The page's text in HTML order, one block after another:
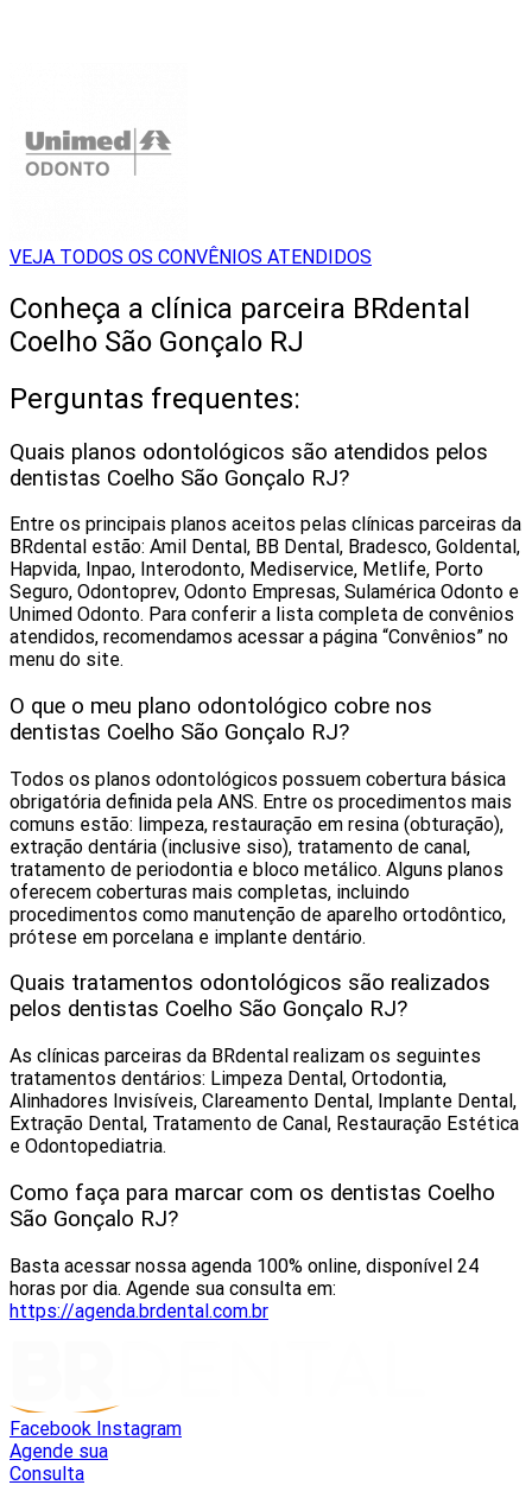
VEJA TODOS OS CONVÊNIOS ATENDIDOS
Conheça a clínica parceira BRdental
Coelho São Gonçalo RJ
Perguntas frequentes:
Quais planos odontológicos são atendidos pelos
dentistas Coelho São Gonçalo RJ?
Entre os principais planos aceitos pelas clínicas parceiras da
BRdental estão: Amil Dental, BB Dental, Bradesco, Goldental,
Hapvida, Inpao, Interodonto, Mediservice, Metlife, Porto
Seguro, Odontoprev, Odonto Empresas, Sulamérica Odonto e
Unimed Odonto. Para conferir a lista completa de convênios
atendidos, recomendamos acessar a página “Convênios” no
menu do site.
O que o meu plano odontológico cobre nos
dentistas Coelho São Gonçalo RJ?
Todos os planos odontológicos possuem cobertura básica
obrigatória definida pela ANS. Entre os procedimentos mais
comuns estão: limpeza, restauração em resina (obturação),
extração dentária (inclusive siso), tratamento de canal,
tratamento de periodontia e bloco metálico. Alguns planos
oferecem coberturas mais completas, incluindo
procedimentos como manutenção de aparelho ortodôntico,
prótese em porcelana e implante dentário.
Quais tratamentos odontológicos são realizados
pelos dentistas Coelho São Gonçalo RJ?
As clínicas parceiras da BRdental realizam os seguintes
tratamentos dentários: Limpeza Dental, Ortodontia,
Alinhadores Invisíveis, Clareamento Dental, Implante Dental,
Extração Dental, Tratamento de Canal, Restauração Estética
e Odontopediatria.
Como faça para marcar com os dentistas Coelho
São Gonçalo RJ?
Basta acessar nossa agenda 100% online, disponível 24
horas por dia. Agende sua consulta em:
https://agenda.brdental.com.br
Facebook Instagram
Agende sua
Consulta